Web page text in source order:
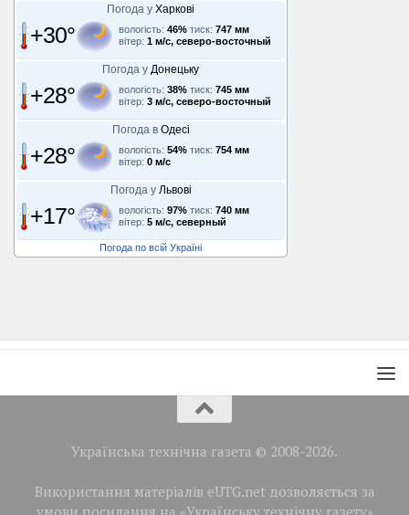
Погода у Харкові
+30° вологість: 46% тиск: 747 мм
вітер: 1 м/с, северо-восточный
Погода у Донецьку
+28° вологість: 38% тиск: 745 мм
вітер: 3 м/с, северо-восточный
Погода в Одесі
+28° вологість: 54% тиск: 754 мм
вітер: 0 м/с
Погода у Львові
+17° вологість: 97% тиск: 740 мм
вітер: 5 м/с, северный
Погода по всій Україні
Українська технічна газета © 2008-2026.
Використання матеріалів eUTG.net дозволяється за